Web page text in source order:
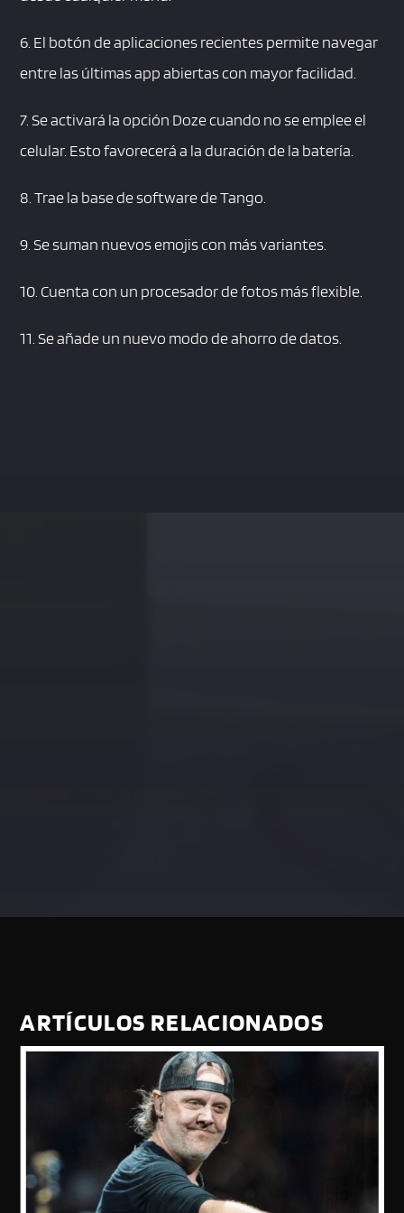
6. El botón de aplicaciones recientes permite navegar
entre las últimas app abiertas con mayor facilidad.
7. Se activará la opción Doze cuando no se emplee el
celular. Esto favorecerá a la duración de la batería.
8. Trae la base de software de Tango.
9. Se suman nuevos emojis con más variantes.
10. Cuenta con un procesador de fotos más flexible.
11. Se añade un nuevo modo de ahorro de datos.
ARTÍCULOS RELACIONADOS